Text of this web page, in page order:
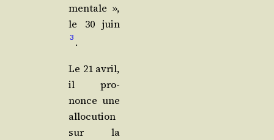
men­tale »,
le 30 juin
3 .
Le 21 avril,
il pro­
nonce une
allo­cu­tion
sur la